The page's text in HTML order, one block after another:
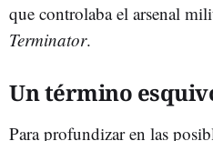
que controlaba el arsenal
Terminator.
Un término
Para profundizar en las